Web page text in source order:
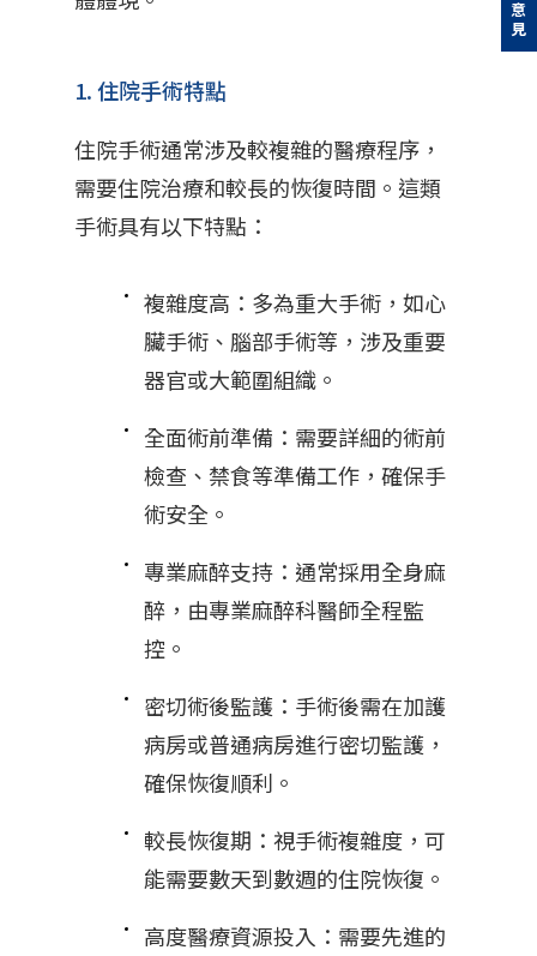
1. 住院手術特點
住院手術通常涉及較複雜的醫療程序，
需要住院治療和較長的恢復時間。這類
手術具有以下特點：
複雜度高：多為重大手術，如心
臟手術、腦部手術等，涉及重要
器官或大範圍組織。
全面術前準備：需要詳細的術前
檢查、禁食等準備工作，確保手
術安全。
專業麻醉支持：通常採用全身麻
醉，由專業麻醉科醫師全程監
控。
密切術後監護：手術後需在加護
病房或普通病房進行密切監護，
確保恢復順利。
較長恢復期：視手術複雜度，可
能需要數天到數週的住院恢復。
高度醫療資源投入：需要先進的